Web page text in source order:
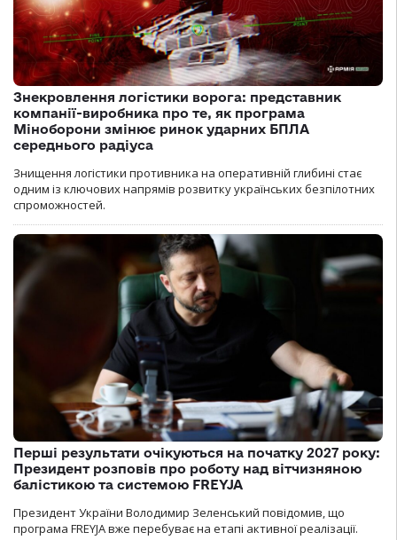
Знекровлення логістики ворога: представник
компанії-виробника про те, як програма
Міноборони змінює ринок ударних БПЛА
середнього радіуса
Знищення логістики противника на оперативній глибині стає
одним із ключових напрямів розвитку українських безпілотних
спроможностей.
Перші результати очікуються на початку 2027 року:
Президент розповів про роботу над вітчизняною
балістикою та системою FREYJA
Президент України Володимир Зеленський повідомив, що
програма FREYJA вже перебуває на етапі активної реалізації.